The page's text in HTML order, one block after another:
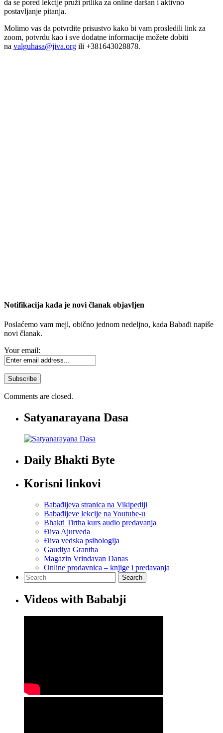
Babađijem
da se pored lekcije pruži prilika za online daršan i aktivno
postavljanje pitanja.
Molimo vas da potvrdite prisustvo kako bi vam prosledili link za
zoom, potvrdu kao i sve dodatne informacije možete dobiti
na valguhasa@jiva.org ili +381643028878.
Notifikacija kada je novi članak objavljen
Poslaćemo vam mejl, obično jednom nedeljno, kada Babađi napiše
novi članak.
Your email:
Comments are closed.
Satyanarayana Dasa
Daily Bhakti Byte
Korisni linkovi
Babađijeva stranica na Vikipediji
Babađijeve lekcije na Youtube-u
Bhakti Tirtha kurs audio predavanja
Điva Ajurveda
Điva vedska psihologija
Gaudiya Grantha
Magazin Vrindavan Danas
Online prodavnica – knjige i predavanja
Search
Videos with Bababji